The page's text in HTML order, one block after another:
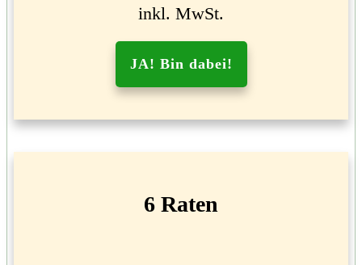
inkl. MwSt.
JA! Bin dabei!
6 Raten